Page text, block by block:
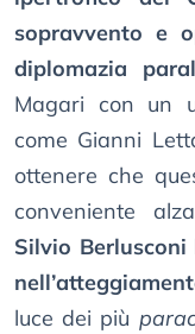
sopravvento e
diplomazia
Magari con un
come Gianni
ottenere che
conveniente
Silvio
luce dei più